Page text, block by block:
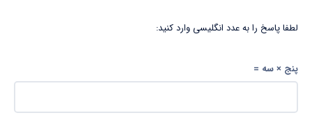
لطفا پاسخ را به عدد انگلیسی وارد کنید:
پنج × سه =